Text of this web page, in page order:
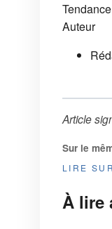
Tendance
Auteur
Article
Sur le
LIRE
À lire